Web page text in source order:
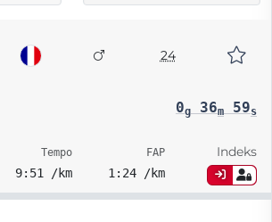
24
0g36m59s
Tempo
9:51 /km
FAP
1:24 /km
Indeks